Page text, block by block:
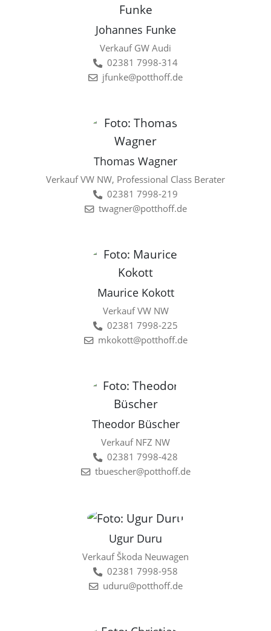
Johannes Funke
Verkauf GW Audi
02381 7998-314
jfunke@potthoff.de
Thomas Wagner
Verkauf VW NW, Professional Class Berater
02381 7998-219
twagner@potthoff.de
Maurice Kokott
Verkauf VW NW
02381 7998-225
mkokott@potthoff.de
Theodor Büscher
Verkauf NFZ NW
02381 7998-428
tbuescher@potthoff.de
Ugur Duru
Verkauf Škoda Neuwagen
02381 7998-958
uduru@potthoff.de